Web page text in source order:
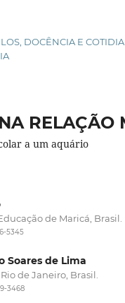
DOCÊNCIA E
RELAÇÃO
a um aquário
de Maricá, Brasil.
5345
Soares de Lima
de Janeiro, Brasil.
3468